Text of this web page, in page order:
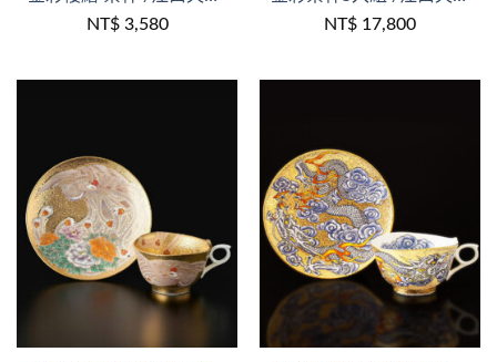
NT$3,580
NT$ 17,800